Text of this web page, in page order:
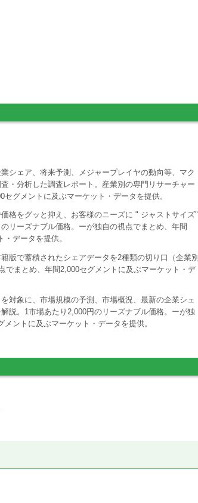
シェア、将来予測、メジャープレイヤの動向等、マク
・分析した調査レポート。産業別の専門リサーチャー
グメントに及ぶマーケット・データを提供。
格をグッと抑え、お客様のニーズに " ジャストサイズ"
リーズナブル価格。ーが独自の視点でまとめ、年間
データを提供。
版で蓄積されたシェアデータを2種類の切り口（企業別
でまとめ、年間2,000セグメントに及ぶマーケット・デ
対象に、市場規模の予測、市場概況、最新の企業シェ
説。1市場あたり2,000円のリーズナブル価格。ーが独
ントに及ぶマーケット・データを提供。